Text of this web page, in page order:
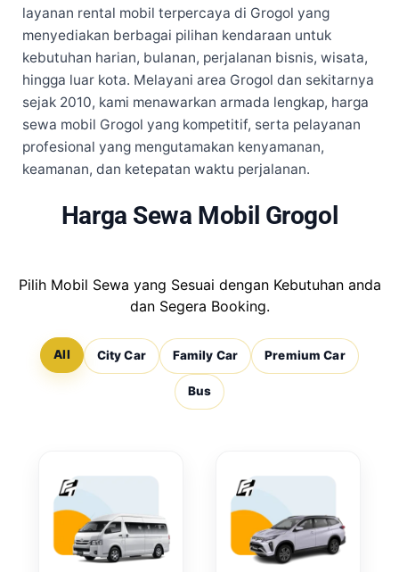
layanan rental mobil terpercaya di Grogol yang
menyediakan berbagai pilihan kendaraan untuk
kebutuhan harian, bulanan, perjalanan bisnis, wisata,
hingga luar kota. Melayani area Grogol dan sekitarnya
sejak 2010, kami menawarkan armada lengkap, harga
sewa mobil Grogol yang kompetitif, serta pelayanan
profesional yang mengutamakan kenyamanan,
keamanan, dan ketepatan waktu perjalanan.
Harga Sewa Mobil Grogol
Pilih Mobil Sewa yang Sesuai dengan Kebutuhan anda
dan Segera Booking.
All City Car Family Car Premium Car
Bus